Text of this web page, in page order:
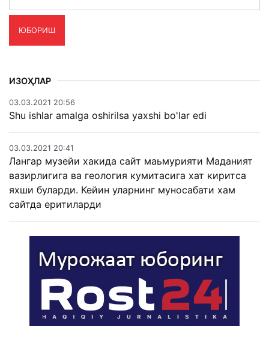
ЮБОРИШ
ИЗОҲЛАР
03.03.2021 20:56
Shu ishlar amalga oshirilsa yaxshi bo'lar edi
03.03.2021 20:41
Лангар музейи хакида сайт маьмурияти Маданият
вазирлигига ва геология кумитасига хат киритса
яхши буларди. Кейин уларнинг муносабати хам
сайтда еритиларди